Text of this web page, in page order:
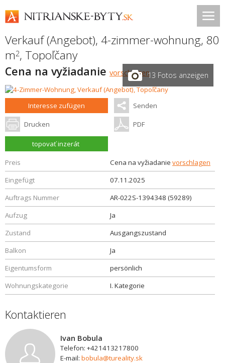
Verkauf (Angebot), 4-zimmer-wohnung, 80
m2, Topoľčany
Cena na vyžiadanie vorschlagen13 Fotos anzeigen
Interesse zufügen Senden
Drucken PDF
topovať inzerát
Preis Cena na vyžiadanie vorschlagen
Eingefügt
07.11.2025
Auftrags Nummer
AR-022S-1394348 (59289)
Aufzug
Ja
Zustand
Ausgangszustand
Balkon
Ja
Eigentumsform
persönlich
Wohnungskategorie
I. Kategorie
Kontaktieren
Ivan Bobula
Telefon: +421413217800
E-mail: bobula@tureality.sk